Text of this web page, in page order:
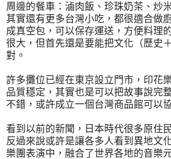
周邊的餐車：滷肉飯、珍珠奶茶、炒
其實還有更多台灣小吃，都很適合做
成真空包，可以保存運送，方便料理
很大，但首先還是要能把文化（歷史
對。
許多攤位已經在東京設立門市，印花
品質穩定，其實也是可以把故事說完
不錯，或許成立一個台灣商品館可以
看到以前的新聞，日本時代很多原住
反過來說或許是讓各多人看到異地文
樂團表演中，融合了世界各地的音樂